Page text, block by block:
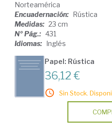
Norteamérica
Encuadernación: Rústica
Medidas: 23 cm
Nº Pág.: 431
Idiomas: Inglés
Papel: Rústica
36,12 €
Sin Stock.